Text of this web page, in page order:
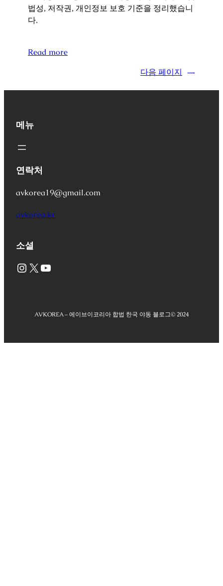
법성, 저작권, 개인정보 보호 기준을 정리했습니
다.
Read more
다음 페이지 →
메뉴
연락처
avkorea19@gmail.com
avkorea.kr
소셜
Instagram X YouTube
AVKOREA – 에이브이코리아 합법 한국 야동 블로그© 2024